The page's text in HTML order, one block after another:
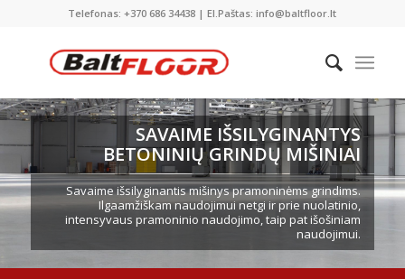
Telefonas: +370 686 34438 | El.Paštas: info@baltfloor.lt
SAVAIME IŠSILYGINANTYS
BETONINIŲ GRINDŲ MIŠINIAI
Savaime išsilyginantis mišinys pramoninėms grindims.
Ilgaamžiškam naudojimui netgi ir prie nuolatinio,
intensyvaus pramoninio naudojimo, taip pat išošiniam
naudojimui.